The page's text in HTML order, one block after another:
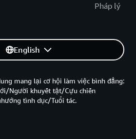
Pháp lý
English
mang lại cơ hội làm việc bình đẳng:
Người khuyết tật/Cựu chiến
tình dục/Tuổi tác.